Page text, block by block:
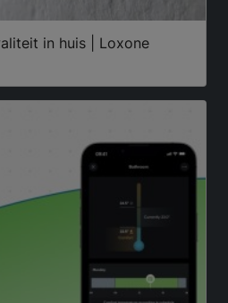
in huis | Loxone